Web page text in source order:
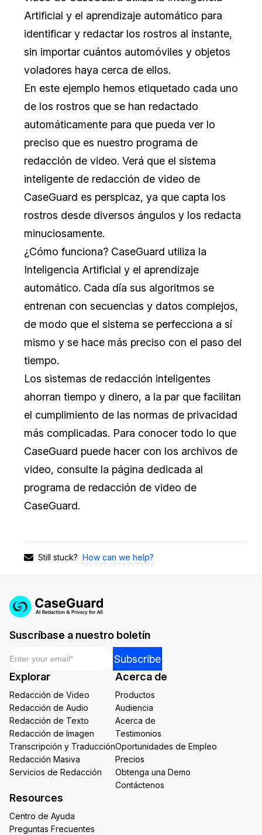
TI y Operaciones
Artificial y el aprendizaje automático para
identificar y redactar los rostros al instante,
sin importar cuántos automóviles y objetos
voladores haya cerca de ellos.
En este ejemplo hemos etiquetado cada uno
de los rostros que se han redactado
automáticamente para que pueda ver lo
preciso que es nuestro programa de
redacción de video. Verá que el sistema
inteligente de redacción de video de
CaseGuard es perspicaz, ya que capta los
rostros desde diversos ángulos y los redacta
minuciosamente.
¿Cómo funciona? CaseGuard utiliza la
Inteligencia Artificial y el aprendizaje
automático. Cada día sus algoritmos se
entrenan con secuencias y datos complejos,
de modo que el sistema se perfecciona a sí
mismo y se hace más preciso con el paso del
tiempo.
Los sistemas de redacción inteligentes
ahorran tiempo y dinero, a la par que facilitan
el cumplimiento de las normas de privacidad
más complicadas. Para conocer todo lo que
CaseGuard puede hacer con los archivos de
video, consulte la página dedicada al
programa de redacción de video de
CaseGuard.
Still stuck? How can we help?
Suscríbase a nuestro boletín
Email
Subscribe
Explorar
Redacción de Video
Redacción de Audio
Redacción de Texto
Redacción de Imagen
Transcripción y Traducción
Redacción Masiva
Servicios de Redacción
Acerca de
Productos
Audiencia
Acerca de
Testimonios
Oportunidades de Empleo
Precios
Obtenga una Demo
Contáctenos
Resources
Centro de Ayuda
Preguntas Frecuentes